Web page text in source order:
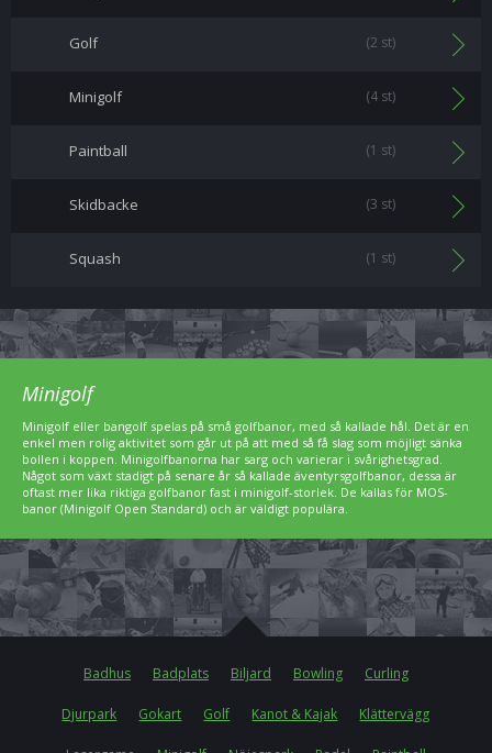
Golf (2 st)
Minigolf (4 st)
Paintball (1 st)
Skidbacke (3 st)
Squash (1 st)
Minigolf
Minigolf eller bangolf spelas på små golfbanor, med så kallade hål. Det är en
enkel men rolig aktivitet som går ut på att med så få slag som möjligt sänka
bollen i koppen. Minigolfbanorna har sarg och varierar i svårighetsgrad.
Något som växt stadigt på senare år så kallade äventyrsgolfbanor, dessa är
oftast mer lika riktiga golfbanor fast i minigolf-storlek. De kallas för MOS-
banor (Minigolf Open Standard) och är väldigt populära.
Badhus Badplats Biljard Bowling Curling
Djurpark Gokart Golf Kanot & Kajak Klättervägg